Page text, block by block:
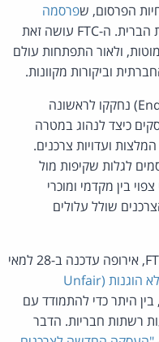
הפרסום, שפרסמה
נציבות הסחר הפדראלית (FTC) בארצות הברית. ה-FTC עושה זאת
ולאור התפתחות עולם
וביקורות מקוונות.
(Endorsement Guides) נחקקו לראשונה
הן מורות לעסקים כיצד לנהוג במטרה
ועדויות צרכנים.
לגלות שקיפות מול
בין מקדמי ומוכרי
שולל עלולים
law.co.il מציין שבמקביל למאמצי ה-FTC, אירופה עדכנה ב-28 למאי
דרקטיבת הפרקטיקות המסחריות הלא הוגנות (Unfair
, בין היתר כדי להתמודד עם
רשתות חבריות. הדבר